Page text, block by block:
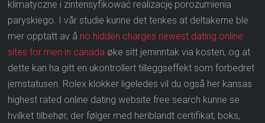
klimatyczne i zintensyfikować realizację porozumienia
paryskiego. I vår studie kunne det tenkes at deltakerne ble
mer opptatt av å no hidden charges newest dating online
sites for men in canada øke sitt jerninntak via kosten, og at
dette kan ha gitt en ukontrollert tilleggseffekt som forbedret
jernstatusen. Rolex klokker ligeledes vil du også her kansas
highest rated online dating website free search kunne se
hvilket tilbehør, der følger med heriblandt certifikat, boks,